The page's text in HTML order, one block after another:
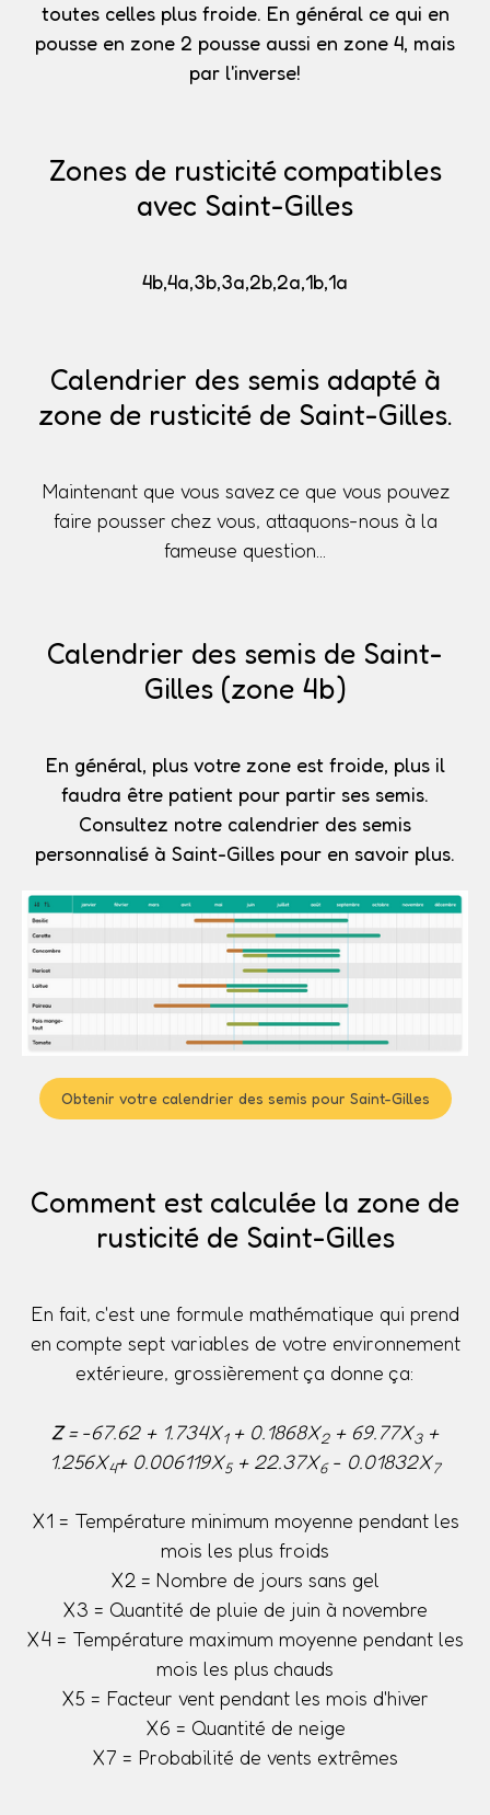
toutes celles plus froide. En général ce qui en
pousse en zone 2 pousse aussi en zone 4, mais
par l'inverse!
Zones de rusticité compatibles
avec Saint-Gilles
4b,4a,3b,3a,2b,2a,1b,1a
Calendrier des semis adapté à
zone de rusticité de Saint-Gilles.
Maintenant que vous savez ce que vous pouvez
faire pousser chez vous, attaquons-nous à la
fameuse question...
Calendrier des semis de Saint-
Gilles (zone 4b)
En général, plus votre zone est froide, plus il
faudra être patient pour partir ses semis.
Consultez notre calendrier des semis
personnalisé à Saint-Gilles pour en savoir plus.
Obtenir votre calendrier des semis pour Saint-Gilles
Comment est calculée la zone de
rusticité de Saint-Gilles
En fait, c'est une formule mathématique qui prend
en compte sept variables de votre environnement
extérieure, grossièrement ça donne ça:
Z= -67.62 + 1.734X1+ 0.1868X2+ 69.77X3+
1.256X4+ 0.006119X5+ 22.37X6- 0.01832X7
X1 = Température minimum moyenne pendant les
mois les plus froids
X2 = Nombre de jours sans gel
X3 = Quantité de pluie de juin à novembre
X4 = Température maximum moyenne pendant les
mois les plus chauds
X5 = Facteur vent pendant les mois d'hiver
X6 = Quantité de neige
X7 = Probabilité de vents extrêmes